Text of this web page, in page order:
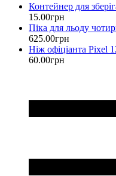
Контейнер для
15.00грн
Піка для льоду
625.00грн
Ніж офіціанта Pixel
60.00грн